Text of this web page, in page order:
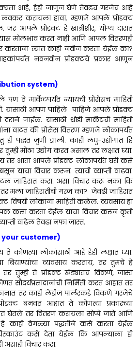
आहे, हेही जाणून घेणे तेवढच गरजेच आहे
करायला हावा. म्हणजे आपले प्रोडक्ट
आपले प्रोडक्ट हे खात्रीशीर, योग्य दारात
मोलभाव करत नाही आणि आपल वितरणही
करताना त्यात काही नवीन करता येईल का?
नवनवीन प्रोडक्टचे प्रकार आणून
system)
ते मार्केटपर्यंत न्यायची प्रोसेसच माहिती
यासाठी आपण पाहिले पाहिजे आपले प्रोडक्ट
जाईल. यासाठी थोडी मार्केटची माहिती
वाटत की प्रोसेस वितरण म्हणजे लोकांपर्यंत
पद्धत जुणी झाली. काही लघु-उद्योगात हि
तुम्ही मोठा उद्योग करत असाल तर लक्षात घ्या.
तर आता आपले प्रोडक्ट लोकांपर्यंत घरी कसे
याचा विचार करून. त्याची व्याप्ती वाढवा.
जाहिरात करा. असा विचार करू नका कि
मला जाहिरातीची गरज का? जेवढी जाहिरात
विषयी लोकांना माहिती कळेल. व्यवसाय हा
कसा करता येईल याचा विचार करून कृती
वाढेल तेवढा नफा जास्त.
your customer)
ते कोणत्या लोकांसाठी आहे हेही लक्षात घ्या.
बियाण्यांचा व्यवसाय करताय, तर तुमचे हे
तर तुम्ही ते प्रोडक्ट खेड्यातच विकणे, जास्त
सौदर्यप्रसादानांची निर्मिती करत आहात तर
तर काही लेडीज पार्लरकडे विकणे गरजेचे
बनवत आहात ते कोणत्या प्रकारच्या
घेतले तर वितरण करायला सोप्पे जाते आणि
हे काही वेगळ्या पद्धतीने कसे करता येईल
डीस्काउंट कसे देता येईल कि आपल्याला ही
विचार करा.